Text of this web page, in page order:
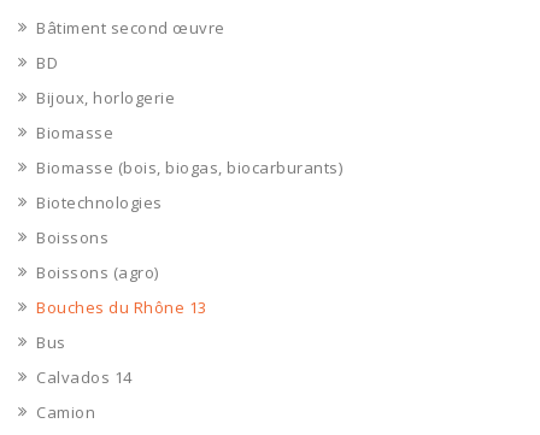
Bâtiment second œuvre
BD
Bijoux, horlogerie
Biomasse
Biomasse (bois, biogas, biocarburants)
Biotechnologies
Boissons
Boissons (agro)
Bouches du Rhône 13
Bus
Calvados 14
Camion